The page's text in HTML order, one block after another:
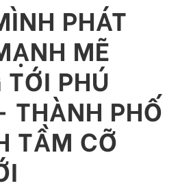
PHÁT
MẼ
TỚI PHÚ
THÀNH PHỐ
TẦM CỠ